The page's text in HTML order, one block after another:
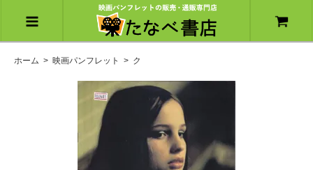
ホーム > 映画パンフレット > ク